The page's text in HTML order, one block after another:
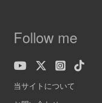
Follow me
当サイトについて